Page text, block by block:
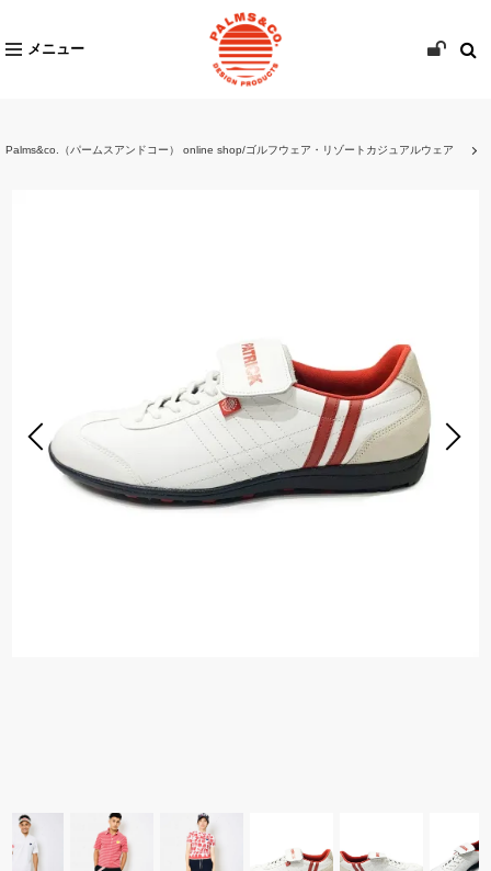
メニュー
Palms&co.（パームスアンドコー） online shop/ゴルフウェア・リゾートカジュアルウェア